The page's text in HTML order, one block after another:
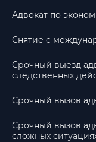
Адвокат по
Снятие с
Срочный выезд
следственных
Срочный вызов
Срочный вызов
сложных